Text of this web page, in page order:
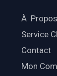
À Propos
Service
Contact
Mon